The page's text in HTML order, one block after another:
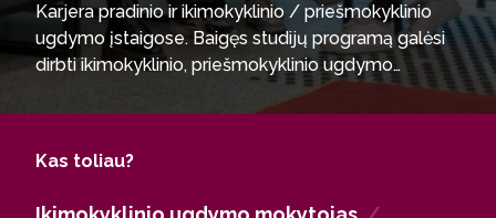
Karjera pradinio ir ikimokyklinio / priešmokyklinio
ugdymo įstaigose. Baigęs studijų programą galėsi
dirbti ikimokyklinio, priešmokyklinio ugdymo
specialistu valstybinėse, privačiose formaliojo bei
neformaliojo švietimo ir ugdymo paslaugas
Kas toliau?